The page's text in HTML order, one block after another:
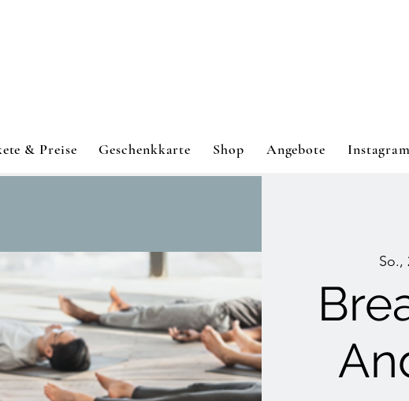
& Preise Geschenkkarte Shop Angebote Instagram
So.,